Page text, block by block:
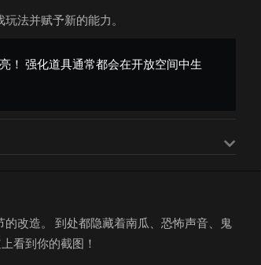
法并赋予新的能力。
！ 强化道具通常都会在开放空间中生
改造。 到处都隐藏着南瓜、恐怖声音、鬼
看到你的截图！